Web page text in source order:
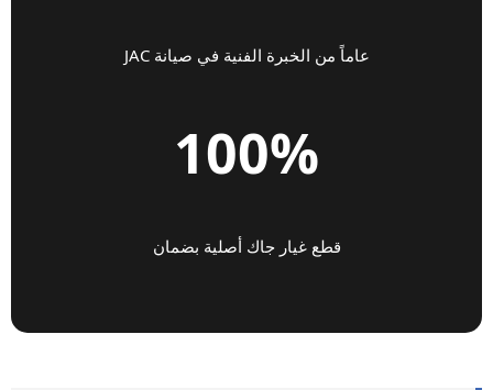
عاماً من الخبرة الفنية في صيانة JAC
100%
قطع غيار جاك أصلية بضمان